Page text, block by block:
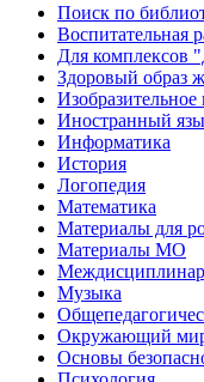
Поиск по
Воспитательная
Для комплексов
Здоровый образ
Изобразительное
Иностранный
Информатика
История
Логопедия
Математика
Материалы для
Материалы МО
Музыка
Окружающий
Основы